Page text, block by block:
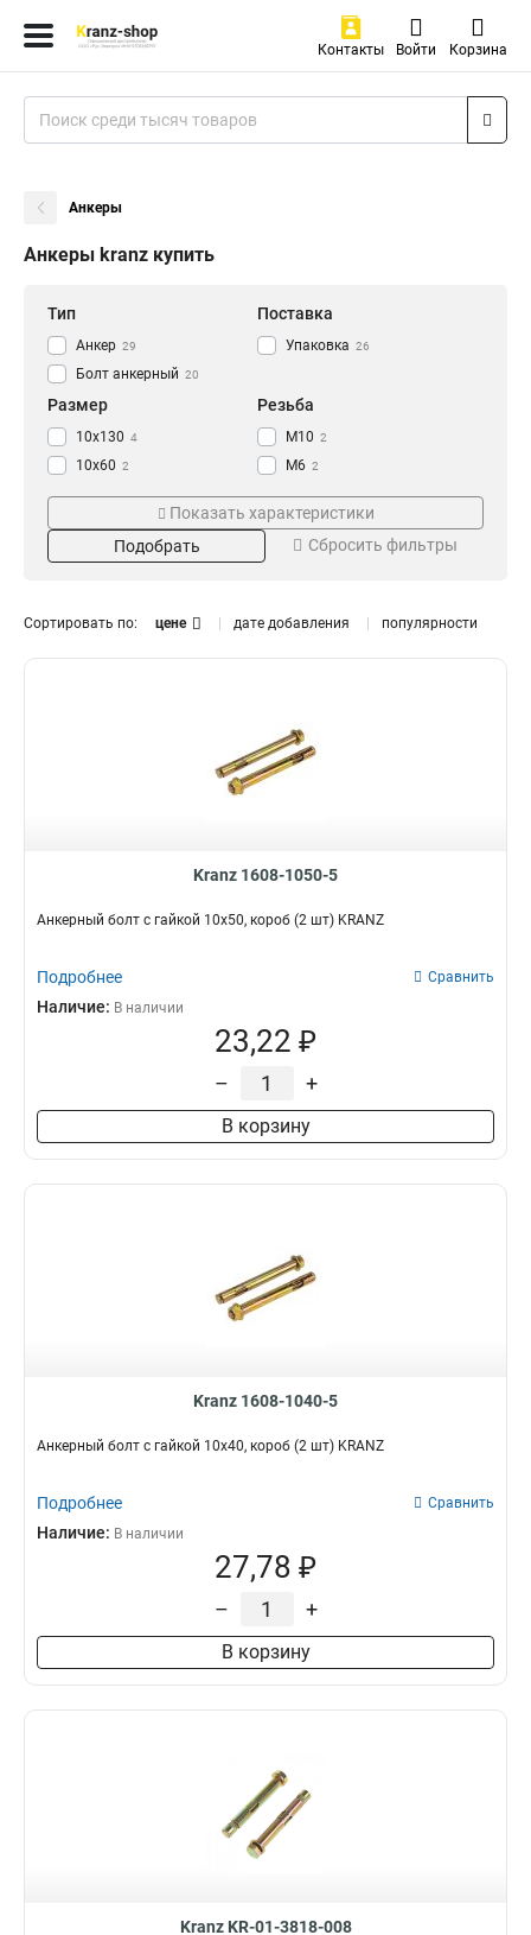
Контакты Войти Корзина
Анкеры
Анкеры kranz купить
Тип
Анкер 29
Болт анкерный 20
Поставка
Упаковка 26
Размер
10х130 4
10х60 2
10х100 2
10х80 2
8х100
8х120 2
8х85 2
6х40 3
Резьба
M10 2
M6 2
Показать характеристики
Подобрать
Сбросить фильтры
Сортировать по: цене дате добавления популярности
Kranz 1608-1050-5
Анкерный болт с гайкой 10х50, короб (2 шт) KRANZ
Подробнее Сравнить
Наличие: В наличии
23,22 ₽
– +
В корзину
Kranz 1608-1040-5
Анкерный болт с гайкой 10х40, короб (2 шт) KRANZ
Подробнее Сравнить
Наличие: В наличии
27,78 ₽
– +
В корзину
Kranz KR-01-3818-008